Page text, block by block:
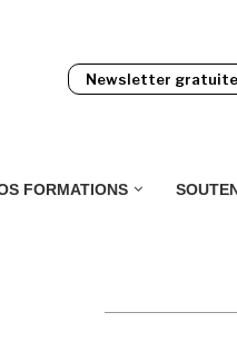
Newsletter gratuite
FORMATIONS